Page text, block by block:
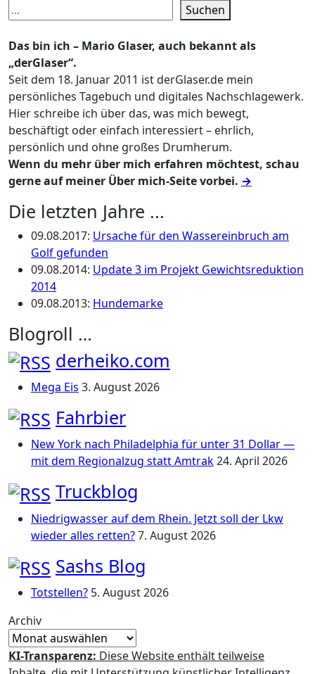
Suchen
Das bin ich – Mario Glaser, auch bekannt als
„derGlaser“.
Seit dem 18. Januar 2011 ist derGlaser.de mein
persönliches Tagebuch und digitales Nachschlagewerk.
Hier schreibe ich über das, was mich bewegt,
beschäftigt oder einfach interessiert – ehrlich,
persönlich und ohne großes Drumherum.
Wenn du mehr über mich erfahren möchtest, schau
gerne auf meiner Über mich-Seite vorbei. →
Die letzten Jahre ...
09.08.2017: Ursache für den Wassereinbruch am
Golf gefunden
09.08.2014: Update 3 im Projekt Gewichtsreduktion
2014
09.08.2013: Hundemarke
Blogroll …
derheiko.com
Mega Eis 3. August 2026
Fahrbier
New York nach Philadelphia für unter 31 Dollar —
mit dem Regionalzug statt Amtrak24. April 2026
Truckblog
Niedrigwasser auf dem Rhein. Jetzt soll der Lkw
wieder alles retten?7. August 2026
Sashs Blog
Totstellen? 5. August 2026
Archiv
KI-Transparenz: Diese Website enthält teilweise